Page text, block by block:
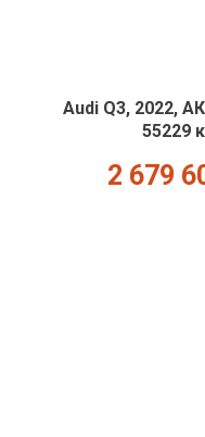
Audi Q3, 2022,
55229
2 679